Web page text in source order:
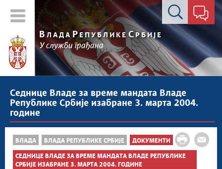
Контакт форма
В ЛАДА РЕПУБЛИКЕ СРБИЈЕ
У служби грађана
Седнице Владе за време мандата Владе
Републике Србије изабране 3. марта 2004.
године
ВЛАДА ВЛАДА РЕПУБЛИКЕ СРБИЈЕ ДОКУМЕНТИ
СЕДНИЦЕ ВЛАДЕ ЗА ВРЕМЕ МАНДАТА ВЛАДЕ РЕПУБЛИКЕ
СРБИЈЕ ИЗАБРАНЕ 3. МАРТА 2004. ГОДИНЕ